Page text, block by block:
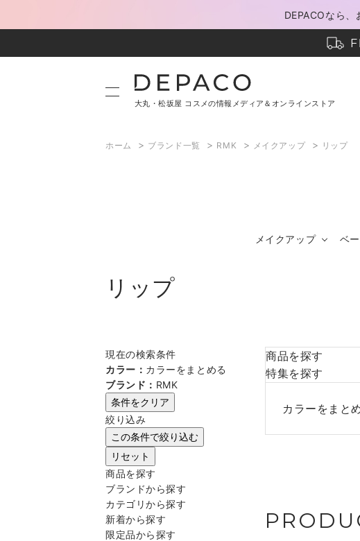
DEPACOなら
大丸・松坂屋 コスメの情報メディア＆オンラインストア
ホーム > ブランド一覧 > RMK > メイクアップ > リップ
メイクアップ ベ
リップ
現在の検索条件
カラー： カラーをまとめる
ブランド： RMK
条件をクリア
絞り込み
この条件で絞り込む
リセット
商品を探す
ブランドから探す
カテゴリから探す
新着から探す
限定品から探す
商品を探す
特集を探す
カラーをまと